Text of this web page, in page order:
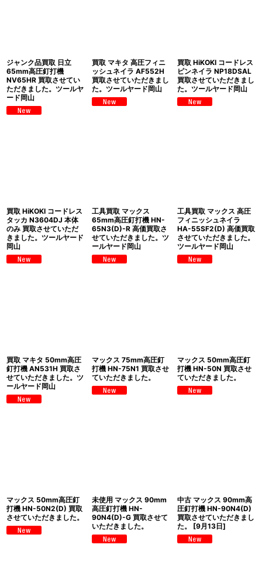
ジャンク品買取 日立
65mm高圧釘打機
NV65HR 買取させてい
ただきました。ツールヤ
ード岡山
買取 マキタ 高圧フィニ
ッシュネイラ AF552H
買取させていただきまし
た。ツールヤード岡山
買取 HiKOKI コードレス
ピンネイラ NP18DSAL
買取させていただきまし
た。ツールヤード岡山
買取 HiKOKI コードレス
タッカ N3604DJ 本体
のみ 買取させていただ
きました。ツールヤード
岡山
工具買取 マックス
65mm高圧釘打機 HN-
65N3(D)-R 高価買取さ
せていただきました。ツ
ールヤード岡山
工具買取 マックス 高圧
フィニッシュネイラ
HA-55SF2(D) 高価買取
させていただきました。
ツールヤード岡山
買取 マキタ 50mm高圧
釘打機 AN531H 買取さ
せていただきました。ツ
ールヤード岡山
マックス 75mm高圧釘
打機 HN-75N1 買取させ
ていただきました。
マックス 50mm高圧釘
打機 HN-50N 買取させ
ていただきました。
マックス 50mm高圧釘
打機 HN-50N2(D) 買取
させていただきました。
未使用 マックス 90mm
高圧釘打機 HN-
90N4(D)-G 買取させて
いただきました。
中古 マックス 90mm高
圧釘打機 HN-90N4(D)
買取させていただきまし
た。
[9月13日]